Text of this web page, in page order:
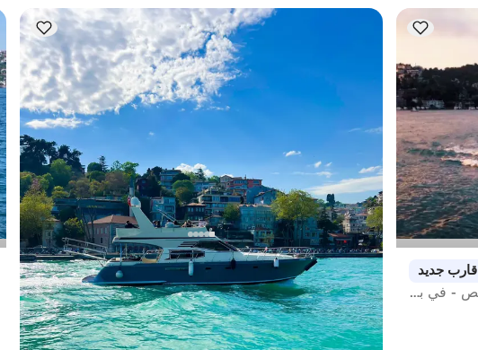
قارب جديد
يخت بمحرك فاخر بطول 16 متر - سعة 12 شخص - في بيبك
بيبك, İstanbul قارب جديد
يخت بمحرك بطول 18 متر - في بيبك
مع قبطان يخت بمحرك
إبحار 12 شخص · 18.00m